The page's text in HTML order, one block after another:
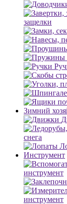
защелки
Зимний
снега
Инструмент
инструмент
инструмент